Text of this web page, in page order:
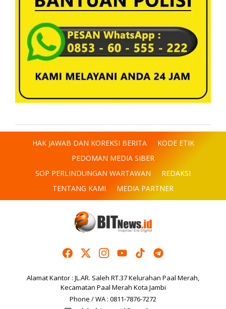
HAK JAWAB DAN KOREKSI BERITA
KODE ETIK
PEDOMAN MEDIA SIBER
SOP PERLINDUNGAN WARTAWAN
REDAKSI
TENTANG KAMI
MEDIA PARTNER
Alamat Kantor : JL.AR. Saleh RT.37 Kelurahan Paal Merah,
Kecamatan Paal Merah Kota Jambi
Phone / WA : 0811-7876-7272